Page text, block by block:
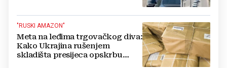
"RUSKI AMAZON"
Meta na leđima trgovačkog diva:
Kako Ukrajina rušenjem
skladišta presijeca opskrbu